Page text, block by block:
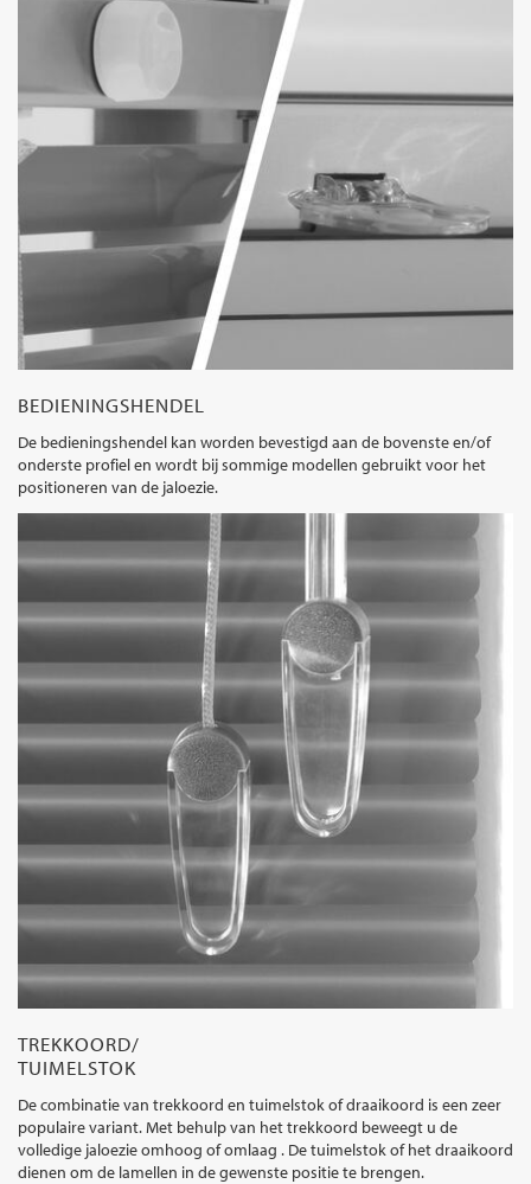
BEDIENINGSHENDEL
De bedieningshendel kan worden bevestigd aan de bovenste en/of
onderste profiel en wordt bij sommige modellen gebruikt voor het
positioneren van de jaloezie.
TREKKOORD/
TUIMELSTOK
De combinatie van trekkoord en tuimelstok of draaikoord is een zeer
populaire variant. Met behulp van het trekkoord beweegt u de
volledige jaloezie omhoog of omlaag . De tuimelstok of het draaikoord
dienen om de lamellen in de gewenste positie te brengen.